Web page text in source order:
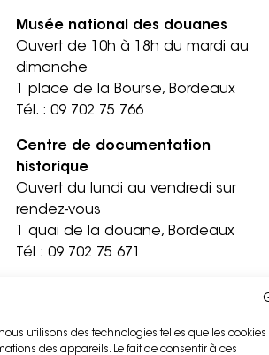
utilisons des technologies telles que les cookies
des appareils. Le fait de consentir à ces
Musée national des douanes
Ouvert de 10h à 18h du mardi au
dimanche
1 place de la Bourse, Bordeaux
Tél. : 09 702 75 766
Centre de documentation
historique
Ouvert du lundi au vendredi sur
rendez-vous
1 quai de la douane, Bordeaux
Tél : 09 702 75 671
©2026 Musée national